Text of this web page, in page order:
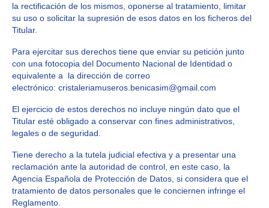
la rectificación de los mismos, oponerse al tratamiento, limitar
su uso o solicitar la supresión de esos datos en los ficheros del
Titular.
Para ejercitar sus derechos tiene que enviar su petición junto
con una fotocopia del Documento Nacional de Identidad o
equivalente a la dirección de correo
electrónico: cristaleriamuseros.benicasim@gmail.com
El ejercicio de estos derechos no incluye ningún dato que el
Titular esté obligado a conservar con fines administrativos,
legales o de seguridad.
Tiene derecho a la tutela judicial efectiva y a presentar una
reclamación ante la autoridad de control, en este caso, la
Agencia Española de Protección de Datos, si considera que el
tratamiento de datos personales que le conciernen infringe el
Reglamento.